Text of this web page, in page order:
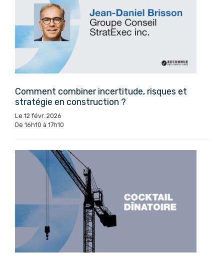
Comment combiner incertitude, risques et
stratégie en construction ?
Le 12 févr. 2026
De 16h10 à 17h10